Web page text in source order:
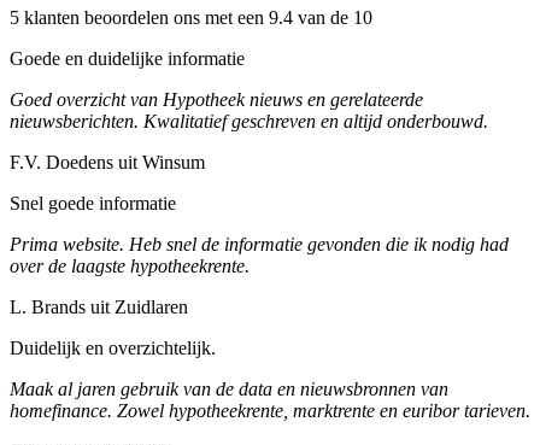
5 klanten beoordelen ons met een 9.4 van de 10
Goede en duidelijke informatie
Goed overzicht van Hypotheek nieuws en gerelateerde
nieuwsberichten. Kwalitatief geschreven en altijd onderbouwd.
F.V. Doedens uit Winsum
Snel goede informatie
Prima website. Heb snel de informatie gevonden die ik nodig had
over de laagste hypotheekrente.
L. Brands uit Zuidlaren
Duidelijk en overzichtelijk.
Maak al jaren gebruik van de data en nieuwsbronnen van
homefinance. Zowel hypotheekrente, marktrente en euribor tarieven.